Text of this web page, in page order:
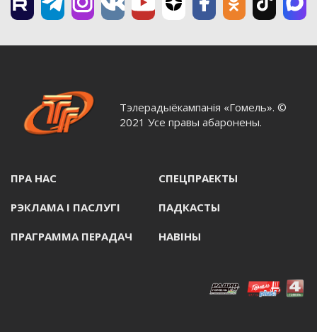
Тэлерадыёкампанія «Гомель». ©
2021 Усе правы абаронены.
ПРА НАС СПЕЦПРАЕКТЫ
РЭКЛАМА I ПАСЛУГI ПАДКАСТЫ
ПРАГРАММА ПЕРАДАЧ НАВIНЫ